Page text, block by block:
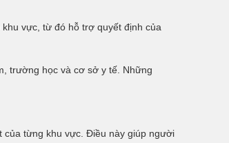
vực, từ đó hỗ trợ quyết định của
trường học và cơ sở y tế. Những
của từng khu vực. Điều này giúp người